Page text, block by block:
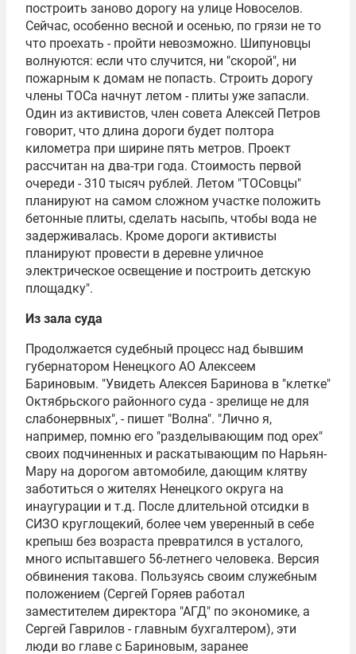
построить заново дорогу на улице Новоселов.
Сейчас, особенно весной и осенью, по грязи не то
что проехать - пройти невозможно. Шипуновцы
волнуются: если что случится, ни "скорой", ни
пожарным к домам не попасть. Строить дорогу
члены ТОСа начнут летом - плиты уже запасли.
Один из активистов, член совета Алексей Петров
говорит, что длина дороги будет полтора
километра при ширине пять метров. Проект
рассчитан на два-три года. Стоимость первой
очереди - 310 тысяч рублей. Летом "ТОСовцы"
планируют на самом сложном участке положить
бетонные плиты, сделать насыпь, чтобы вода не
задерживалась. Кроме дороги активисты
планируют провести в деревне уличное
электрическое освещение и построить детскую
площадку".
Из зала суда
Продолжается судебный процесс над бывшим
губернатором Ненецкого АО Алексеем
Бариновым. "Увидеть Алексея Баринова в "клетке"
Октябрьского районного суда - зрелище не для
слабонервных", - пишет "Волна". "Лично я,
например, помню его "разделывающим под орех"
своих подчиненных и раскатывающим по Нарьян-
Мару на дорогом автомобиле, дающим клятву
заботиться о жителях Ненецкого округа на
инаугурации и т.д. После длительной отсидки в
СИЗО круглощекий, более чем уверенный в себе
крепыш без возраста превратился в усталого,
много испытавшего 56-летнего человека. Версия
обвинения такова. Пользуясь своим служебным
положением (Сергей Горяев работал
заместителем директора "АГД" по экономике, а
Сергей Гаврилов - главным бухгалтером), эти
люди во главе с Бариновым, заранее